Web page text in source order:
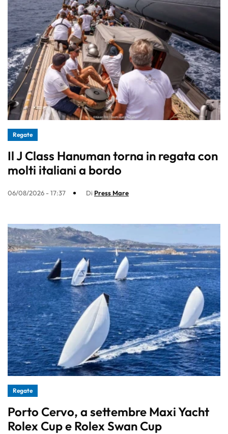
Regate
Il J Class Hanuman torna in regata con
molti italiani a bordo
06/08/2026 - 17:37 Di Press Mare
Regate
Porto Cervo, a settembre Maxi Yacht
Rolex Cup e Rolex Swan Cup